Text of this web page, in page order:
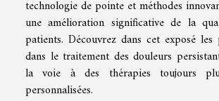
technologie de pointe et méthodes
une amélioration significative de la
patients. Découvrez dans cet exposé les
dans le traitement des douleurs
la voie à des thérapies toujours
personnalisées.